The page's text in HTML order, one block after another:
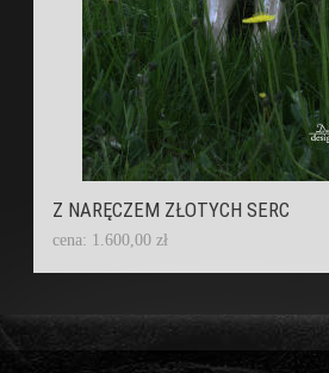
Z NARĘCZEM ZŁOTYCH SERC
cena: 1.600,00 zł